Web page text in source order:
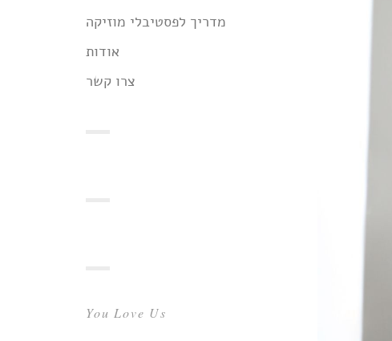
מדריך לפסטיבלי מוזיקה
אודות
צרו קשר
You Love Us